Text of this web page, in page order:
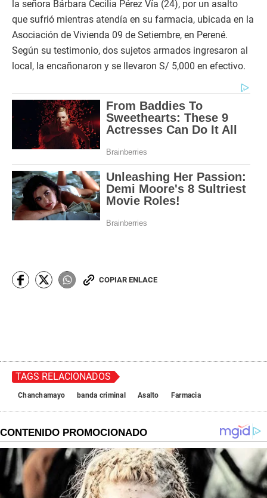
la señora Bárbara Cecilia Pérez Vía (24), por un asalto
que sufrió mientras atendía en su farmacia, ubicada en la
Asociación de Vivienda 09 de Setiembre, en Perené.
Según su testimonio, dos sujetos armados ingresaron al
local, la encañonaron y se llevaron S/ 5,000 en efectivo.
COPIAR ENLACE
TAGS RELACIONADOS
Chanchamayo banda criminal Asalto Farmacia